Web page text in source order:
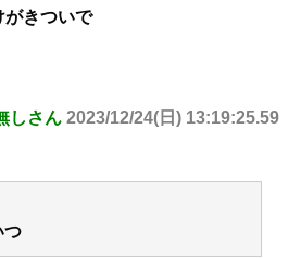
がきついで
しさん 2023/12/24(日) 13:19:25.59
つ